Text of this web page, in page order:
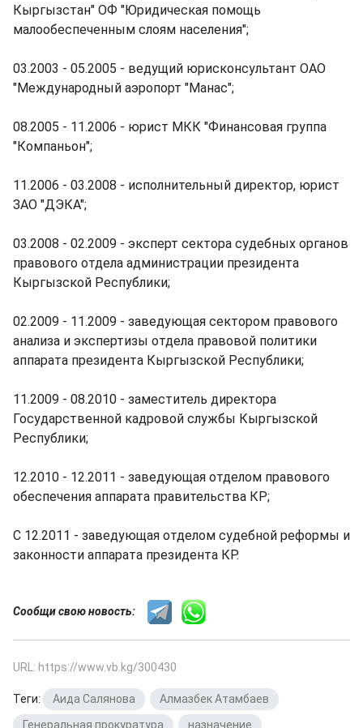
Кыргызстан" ОФ "Юридическая помощь
малообеспеченным слоям населения";
03.2003 - 05.2005 - ведущий юрисконсультант ОАО
"Международный аэропорт "Манас";
08.2005 - 11.2006 - юрист МКК "Финансовая группа
"Компаньон";
11.2006 - 03.2008 - исполнительный директор, юрист
ЗАО "ДЭКА";
03.2008 - 02.2009 - эксперт сектора судебных органов
правового отдела администрации президента
Кыргызской Республики;
02.2009 - 11.2009 - заведующая сектором правового
анализа и экспертизы отдела правовой политики
аппарата президента Кыргызской Республики;
11.2009 - 08.2010 - заместитель директора
Государственной кадровой службы Кыргызской
Республики;
12.2010 - 12.2011 - заведующая отделом правового
обеспечения аппарата правительства КР;
С 12.2011 - заведующая отделом судебной реформы и
законности аппарата президента КР.
Сообщи свою новость:
URL: https://www.vb.kg/300430
Теги: Аида Салянова Алмазбек Атамбаев
Генеральная прокуратура
назначение